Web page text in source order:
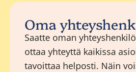
Oma
Saatte oman
ottaa yhteyttä kaikissa
tavoittaa helposti. Näin